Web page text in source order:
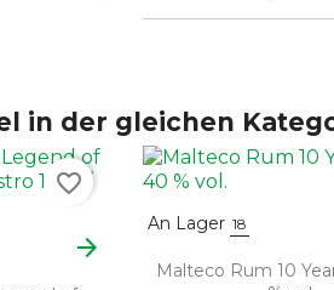
in der gleichen
arrow_forward
favorite_border
An Lager 18
Malteco Rum 10